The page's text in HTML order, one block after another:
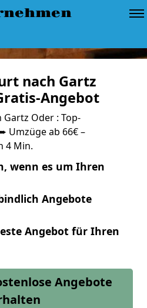
nach Gartz
Angebot
Oder : Top-
Umzüge ab 66€ –
4 Min.
wenn es um Ihren
Angebote
Angebot für Ihren
Angebote